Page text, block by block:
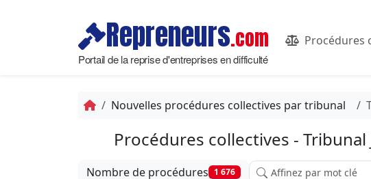
Repreneurs.com
Portail de la reprise d'entreprises en difficulté
Procédures
Nouvelles procédures collectives par tribunal
Procédures collectives -
Nombre de procédures 1 676
Affinez votre